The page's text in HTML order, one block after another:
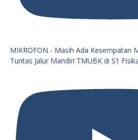
MIKROFON - Masih Ada Kesempatan
Tuntas Jalur Mandiri TMUBK di S1